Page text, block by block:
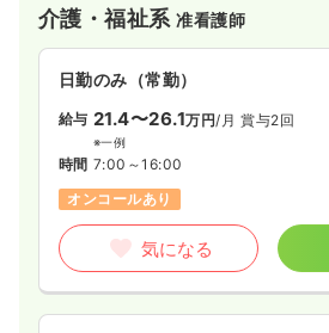
日勤のみ（パート）
給与 時給1,400円
時間 8:30～17:30
担当業務未経験可
時給1,900円以上可
気になる
オペ室(手術室)准看護師
介護・福祉系准看護師
日勤のみ（常勤）
給与 21.4〜26.1万円/月 賞与2回
※一例
時間 7:00～16:00
オンコールあり
気になる